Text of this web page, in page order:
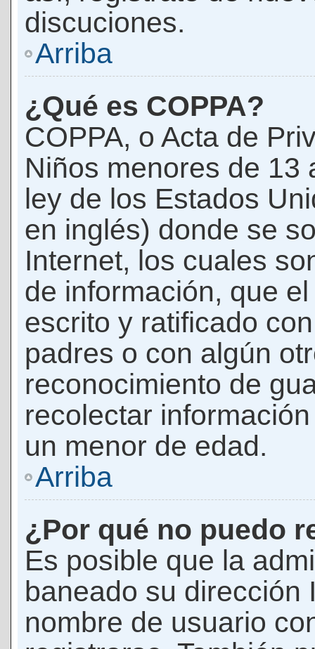
discuciones.
Arriba
¿Qué es COPPA?
COPPA, o Acta de
Niños menores de 13
ley de los Estados
en inglés) donde se
Internet, los cuales
de información, que
escrito y ratificado
padres o con algún
reconocimiento de
recolectar
un menor de edad.
Arriba
¿Por qué no puedo
Es posible que la
baneado su dirección
nombre de usuario